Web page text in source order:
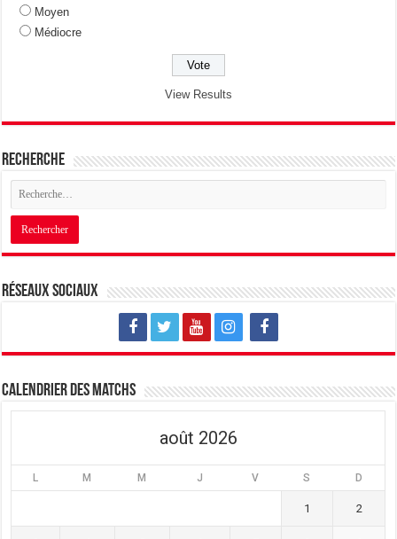
Moyen
Médiocre
View Results
Recherche
Réseaux sociaux
Calendrier des matchs
août 2026
L M M J V S D
1 2